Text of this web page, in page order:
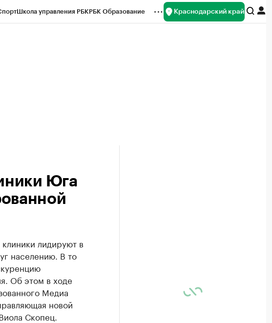
Школа управления РБКРБК Образование Краснодарский край
Юга
лидируют в
населению. В то
Об этом в ходе
Медиа
новой
Скопец.